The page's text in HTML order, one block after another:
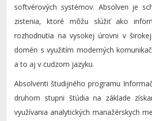
softvérových systémov. Absolven je
zistenia, ktoré môžu slúžiť ako
rozhodnutia na vysokej úrovni v
domén s využitím moderných
a to aj v cudzom jazyku.
Absolventi študijného programu
druhom stupni štúdia na základe
využívania analytických manažérskych